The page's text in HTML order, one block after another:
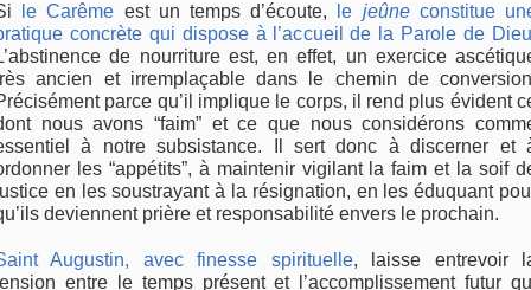
le Carême est un temps d’écoute, le jeûneconstitue
concrète qui dispose à l’accueil de la Parole de Dieu
de nourriture est, en effet, un exercice
ancien et irremplaçable dans le chemin de
parce qu’il implique le corps, il rend plus évident
nous avons “faim” et ce que nous considérons
à notre subsistance. Il sert donc à discerner et
les “appétits”, à maintenir vigilant la faim et la soif
en les soustrayant à la résignation, en les éduquant
deviennent prière et responsabilité envers le prochain.
Augustin, avec finesse spirituelle, laisse entrevoir
entre le temps présent et l’accomplissement futur